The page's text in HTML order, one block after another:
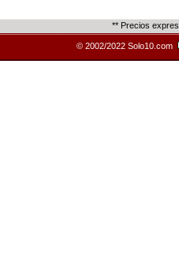
** Precios
© 2002/2022 Solo10.com